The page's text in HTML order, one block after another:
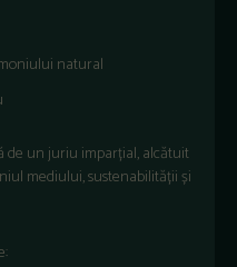
natural
de un juriu imparțial, alcătuit
mediului, sustenabilității și